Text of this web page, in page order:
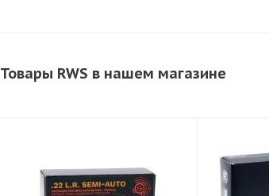
Товары RWS в нашем магазине